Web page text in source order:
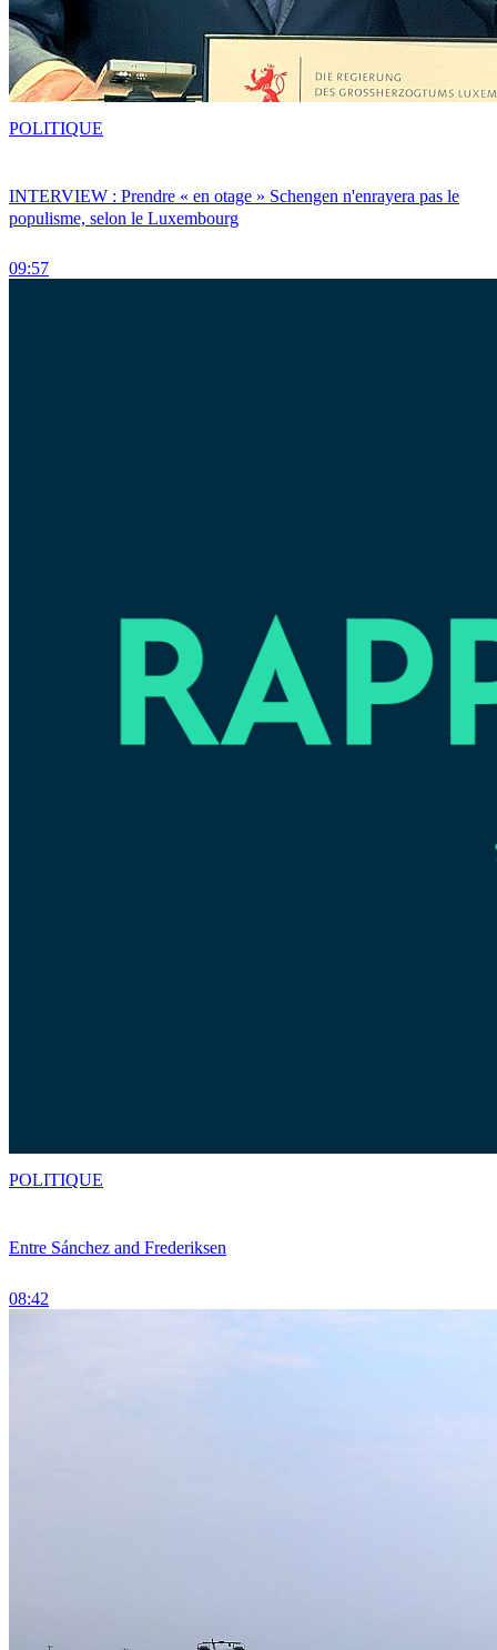
INTERVIEW : Prendre « en otage » Schengen n'enrayera pas le
populisme, selon le Luxembourg
09:57
POLITIQUE
Entre Sánchez and Frederiksen
08:42
POLITIQUE